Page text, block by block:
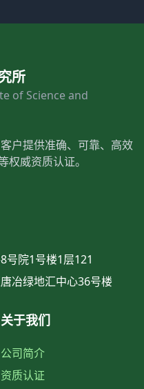
所
of Science and
户提供准确、可靠、高效
权威资质认证。
号院1号楼1层121
冶绿地汇中心36号楼
关于我们
公司简介
资质认证